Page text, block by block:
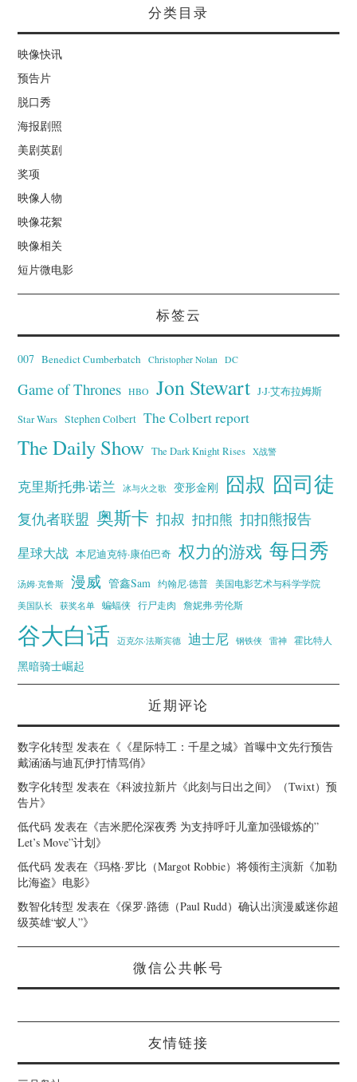
分类目录
映像快讯
预告片
脱口秀
海报剧照
美剧英剧
奖项
映像人物
映像花絮
映像相关
短片微电影
标签云
007 Benedict Cumberbatch Christopher Nolan DC
Game of Thrones HBO Jon Stewart J·J·艾布拉姆斯
Star Wars Stephen Colbert The Colbert report
The Daily Show The Dark Knight Rises X战警
克里斯托弗·诺兰 冰与火之歌 变形金刚 囧叔 囧司徒
复仇者联盟 奥斯卡 扣叔 扣扣熊 扣扣熊报告
星球大战 本尼迪克特·康伯巴奇 权力的游戏 每日秀
汤姆·克鲁斯 漫威 管鑫Sam 约翰尼·德普
美国电影艺术与科学学院
美国队长
获奖名单 蝙蝠侠 行尸走肉 詹妮弗·劳伦斯
谷大白话 迈克尔·法斯宾德 迪士尼 钢铁侠 雷神 霍比特人
黑暗骑士崛起
近期评论
数字化转型 发表在《 《星际特工：千星之城》首曝中文先行预告
戴涵涵与迪瓦伊打情骂俏》
数字化转型 发表在《科波拉新片《此刻与日出之间》（Twixt）预
告片》
低代码 发表在《吉米肥伦深夜秀 为支持呼吁儿童加强锻炼的”
Let’s Move”计划》
低代码 发表在《玛格·罗比（Margot Robbie）将领衔主演新《加勒
比海盗》电影》
数智化转型 发表在《保罗·路德（Paul Rudd）确认出演漫威迷你超
级英雄“蚁人”》
微信公共帐号
友情链接